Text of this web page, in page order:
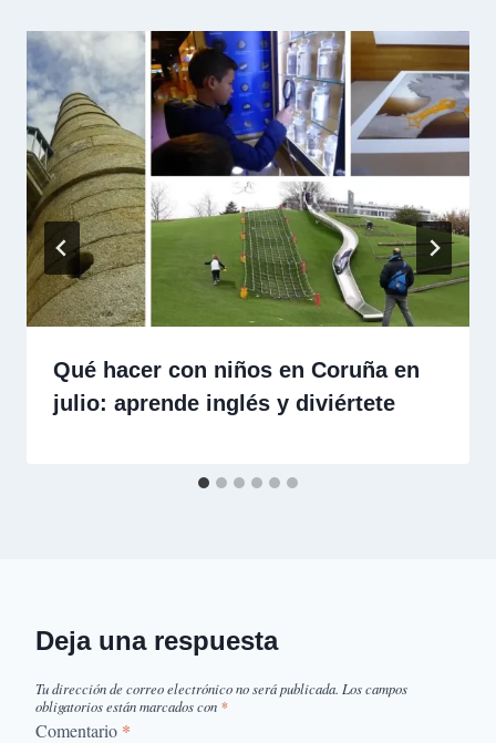
Qué hacer con niños en Coruña en
julio: aprende inglés y diviértete
Deja una respuesta
Tu dirección de correo electrónico no será publicada. Los campos
obligatorios están marcados con *
Comentario *